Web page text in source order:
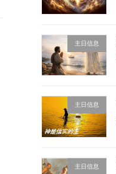
主日信息
主日信息
主日信息